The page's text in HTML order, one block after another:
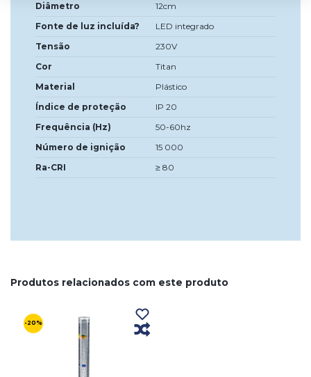
Diâmetro
12cm
Fonte de luz incluída?
LED integrado
Tensão
230V
Cor
Titan
Material
Plástico
Índice de proteção
IP 20
Frequência (Hz)
50-60hz
Número de ignição
15 000
Ra-CRI
≥ 80
Produtos relacionados com este produto
-20%